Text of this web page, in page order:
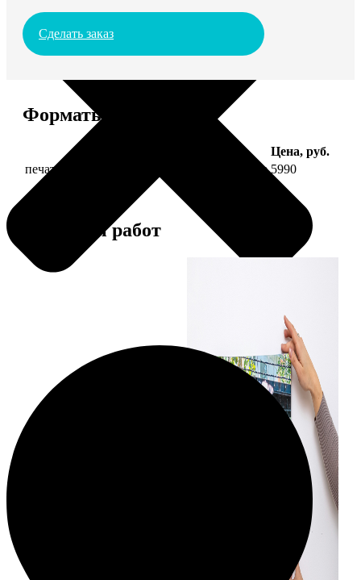
Сделать заказ
Форматы и цены
Цена, руб.
печать фото на холсте 50х70 на подрамнике 5990
Примеры работ